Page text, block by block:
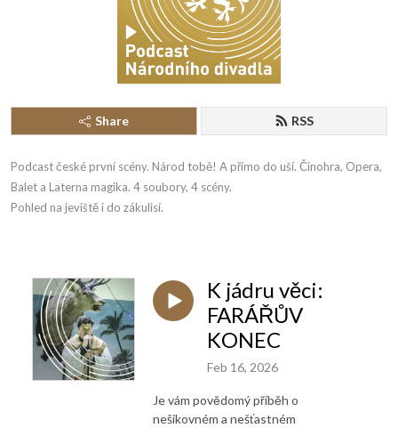
Share RSS
Podcast české první scény. Národ tobě! A přímo do uší. Činohra, Opera,
Balet a Laterna magika. 4 soubory, 4 scény.
Pohled na jeviště i do zákulisí.
K jádru věci:
FARÁŘŮV
KONEC
Feb 16, 2026
Je vám povědomý příběh o
nešikovném a nešťastném